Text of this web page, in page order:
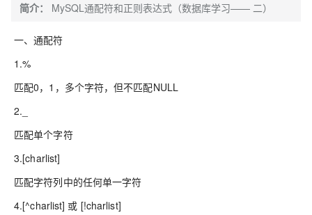
简介： MySQL通配符和正则表达式（数据库学习—— 二）
一、通配符
1.%
匹配0，1，多个字符，但不匹配NULL
2._
匹配单个字符
3.[charlist]
匹配字符列中的任何单一字符
4.[^charlist] 或 [!charlist]